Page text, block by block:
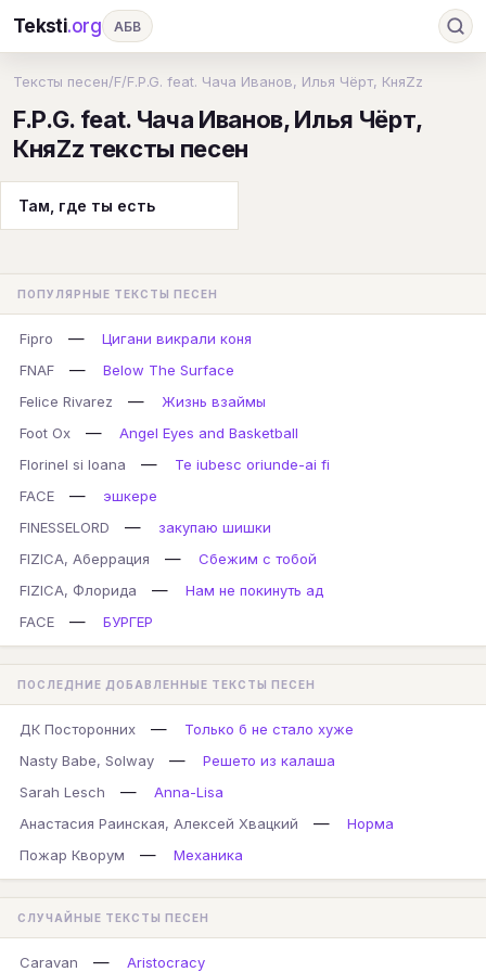
Teksti.org АБВ
И К Л М Н О П Р
Т У Ф Х Ц
Я En A
Q R S T
Z
Тексты песен/F/F.P.G. feat. Чача Иванов, Илья Чёрт, КняZz
F.P.G. feat. Чача Иванов, Илья Чёрт,
КняZz тексты песен
Там, где ты есть
ПОПУЛЯРНЫЕ ТЕКСТЫ ПЕСЕН
Fipro —
Цигани викрали коня
FNAF
—
Below The Surface
Felice Rivarez
—
Жизнь взаймы
Foot Ox
—
Angel Eyes and Basketball
Florinel si Ioana
—
Te iubesc oriunde-ai fi
FACE
—
эшкере
FINESSELORD
—
закупаю шишки
FIZICA, Аберрация
—
Сбежим с тобой
FIZICA, Флорида
—
Нам не покинуть ад
FACE
— БУРГЕР
ПОСЛЕДНИЕ ДОБАВЛЕННЫЕ ТЕКСТЫ ПЕСЕН
ДК Посторонних —
Только б не стало хуже
Nasty Babe, Solway
—
Решето из калаша
Sarah Lesch
—
Anna-Lisa
Анастасия Раинская, Алексей Хвацкий
—
Норма
Пожар Кворум
— Механика
СЛУЧАЙНЫЕ ТЕКСТЫ ПЕСЕН
Caravan — Aristocracy